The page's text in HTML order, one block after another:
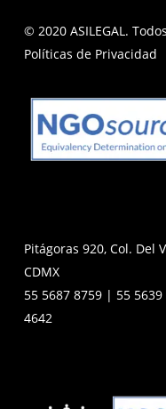
© 2020 ASILEGAL.
Políticas de Privacidad
Pitágoras 920, Col. Del
CDMX
55 5687 8759 | 55
4642